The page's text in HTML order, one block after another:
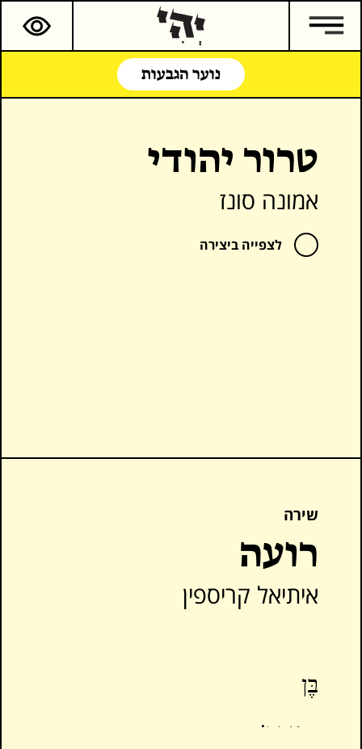
טרור יהודי
אמונה סונז
לצפייה ביצירה
שירה
רועה
איתיאל קריספין
בֶּן
אָדָם!
נוער הגבעות